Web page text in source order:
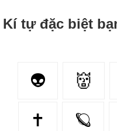
Kí tự đặc biệt
👽 👹
✝ 🪐